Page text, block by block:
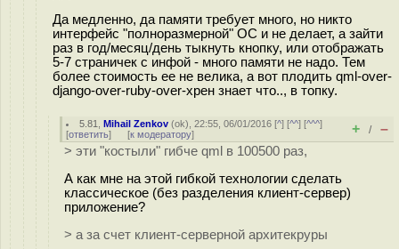
Да медленно, да памяти требует много, но никто
интерфейс "полноразмерной" ОС и не делает, а зайти
раз в год/месяц/день тыкнуть кнопку, или отображать
5-7 страничек с инфой - много памяти не надо. Тем
более стоимость ее не велика, а вот плодить qml-over-
django-over-ruby-over-хрен знает что.., в топку.
5.81 ,Mihail Zenkov (ok), 22:55, 06/01/2016 [^] [^^] [^^^]
[ответить] [к модератору] + / –
> эти "костыли" гибче qml в 100500 раз,
А как мне на этой гибкой технологии сделать
классическое (без разделения клиент-сервер)
приложение?
> а за счет клиент-серверной архитекруры